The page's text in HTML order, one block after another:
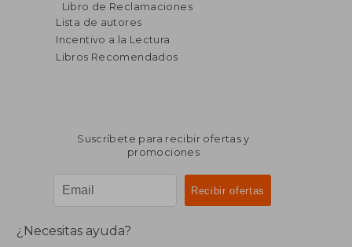
Libro de Reclamaciones
Lista de autores
Incentivo a la Lectura
Libros Recomendados
Suscríbete para recibir ofertas y
promociones
¿Necesitas ayuda?